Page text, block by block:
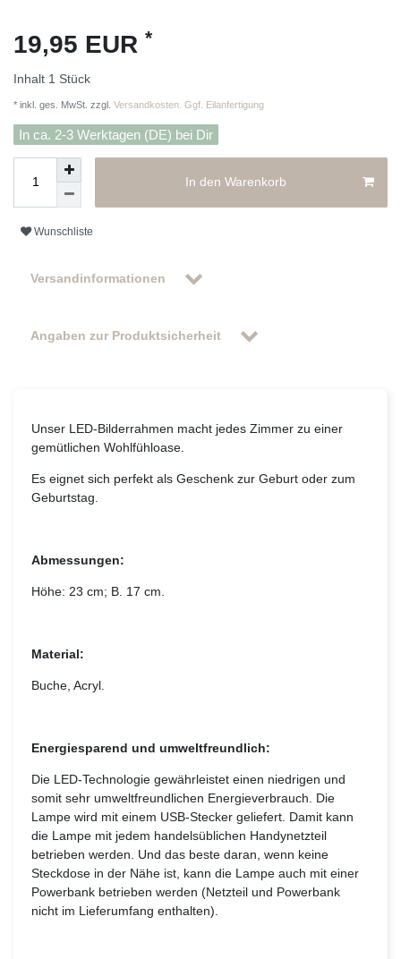
19,95 EUR *
Inhalt 1 Stück
* inkl. ges. MwSt. zzgl. Versandkosten. Ggf. Eilanfertigung
In ca. 2-3 Werktagen (DE) bei Dir
In den Warenkorb
Wunschliste
Versandinformationen
Angaben zur Produktsicherheit
Unser LED-Bilderrahmen macht jedes Zimmer zu einer
gemütlichen Wohlfühloase.
Es eignet sich perfekt als Geschenk zur Geburt oder zum
Geburtstag.
Abmessungen:
Höhe: 23 cm; B. 17 cm.
Material:
Buche, Acryl.
Energiesparend und umweltfreundlich:
Die LED-Technologie gewährleistet einen niedrigen und
somit sehr umweltfreundlichen Energieverbrauch. Die
Lampe wird mit einem USB-Stecker geliefert. Damit kann
die Lampe mit jedem handelsüblichen Handynetzteil
betrieben werden. Und das beste daran, wenn keine
Steckdose in der Nähe ist, kann die Lampe auch mit einer
Powerbank betrieben werden (Netzteil und Powerbank
nicht im Lieferumfang enthalten).